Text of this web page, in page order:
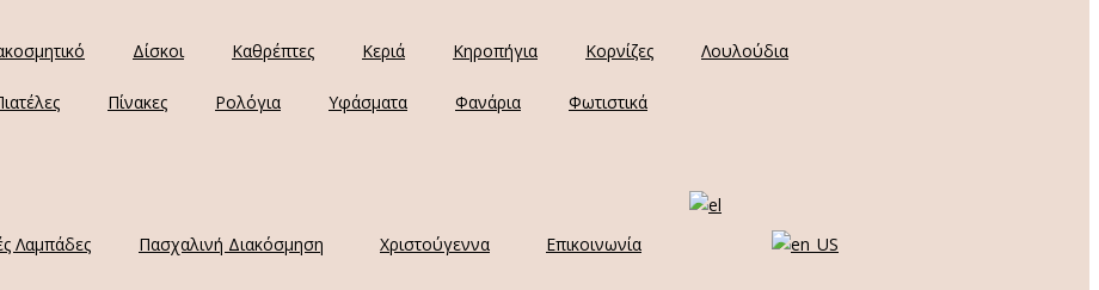
Δίσκοι Καθρέπτες Κεριά Κηροπήγια Κορνίζες Λουλούδια
Πίνακες Ρολόγια Υφάσματα Φανάρια Φωτιστικά
Λαμπάδες
Πασχαλινή Διακόσμηση Χριστούγεννα Επικοινωνία